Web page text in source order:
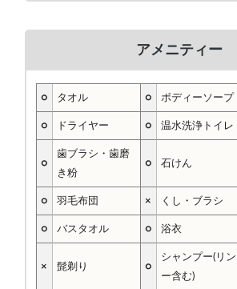
アメニティー
○ タオル ○ ボディーソープ
○ ドライヤー ○ 温水洗浄トイレ
○
歯ブラシ・歯磨
き粉
○ 石けん
○ 羽毛布団 × くし・ブラシ
○ バスタオル ○ 浴衣
× 髭剃り ○
シャンプー(リ
ー含む)